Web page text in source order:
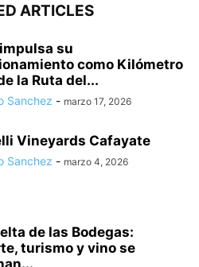
ARTICLES
su
como Kilómetro
la Ruta del...
Sanchez - marzo 17, 2026
Vineyards Cafayate
Sanchez - marzo 4, 2026
de las Bodegas:
turismo y vino se